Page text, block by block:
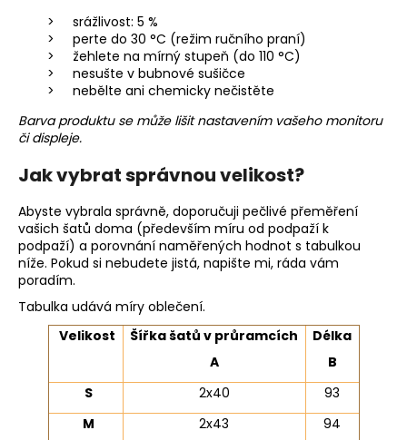
srážlivost: 5 %
perte do 30 °C (režim ručního praní)
žehlete na mírný stupeň (do 110 °C)
nesušte v bubnové sušičce
nebělte ani chemicky nečistěte
Barva produktu se může lišit nastavením vašeho monitoru
či displeje.
Jak vybrat správnou velikost?
Abyste vybrala správně, doporučuji pečlivé přeměření
vašich šatů doma (především míru od podpaží k
podpaží) a porovnání naměřených hodnot s tabulkou
níže. Pokud si nebudete jistá, napište mi, ráda vám
poradím.
Tabulka udává míry oblečení.
Velikost
Šířka šatů v průramcích
A
Délka
B
S
2x40
93
M
2x43
94